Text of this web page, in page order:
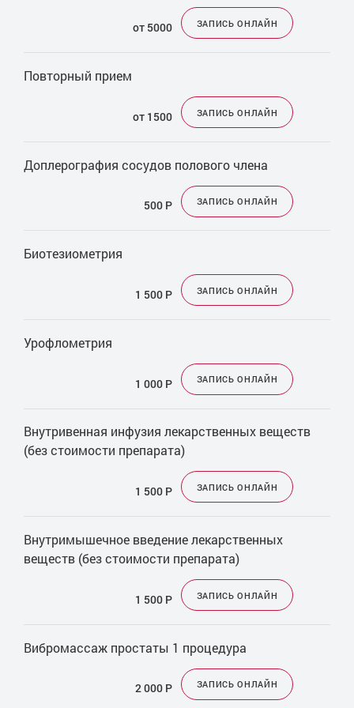
Оперативное лечение мочекаменной болезни
от 5000 ЗАПИСЬ ОНЛАЙН
Повторный прием
от 1500 ЗАПИСЬ ОНЛАЙН
Доплерография сосудов полового члена
500 Р ЗАПИСЬ ОНЛАЙН
Биотезиометрия
1 500 Р ЗАПИСЬ ОНЛАЙН
Урофлометрия
1 000 Р ЗАПИСЬ ОНЛАЙН
Внутривенная инфузия лекарственных веществ
(без стоимости препарата)
1 500 Р ЗАПИСЬ ОНЛАЙН
Внутримышечное введение лекарственных
веществ (без стоимости препарата)
1 500 Р ЗАПИСЬ ОНЛАЙН
Вибромассаж простаты 1 процедура
2 000 Р ЗАПИСЬ ОНЛАЙН